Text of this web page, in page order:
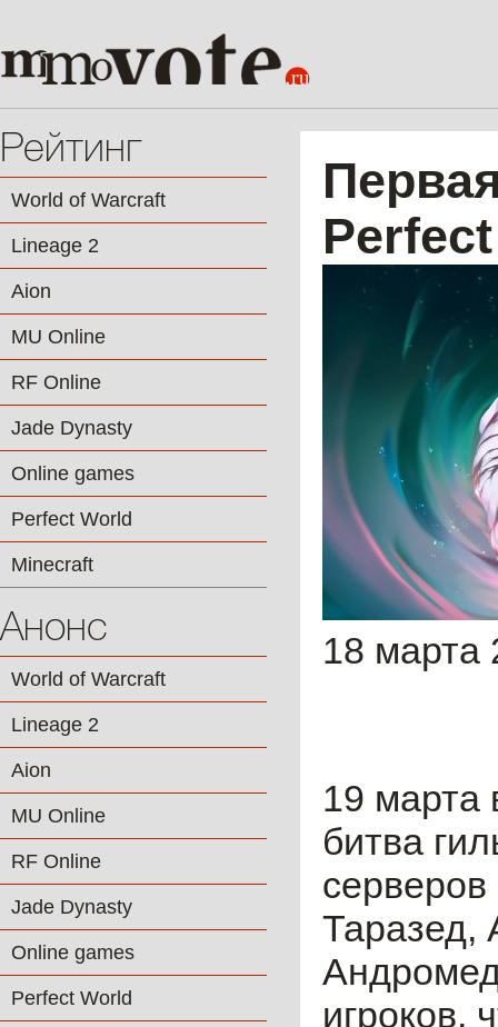
Рейтинг
World of Warcraft
Lineage 2
Aion
MU Online
RF Online
Jade Dynasty
Online games
Perfect World
Minecraft
Анонс
World of Warcraft
Lineage 2
Aion
MU Online
RF Online
Jade Dynasty
Online games
Perfect World
18 марта
19 марта
битва
Таразед,
игроков,